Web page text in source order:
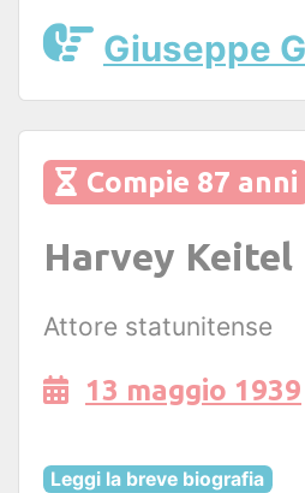
Giuseppe
Compie 87 anni
Harvey Keitel
Attore statunitense
13 maggio 1939
Leggi la breve biografia